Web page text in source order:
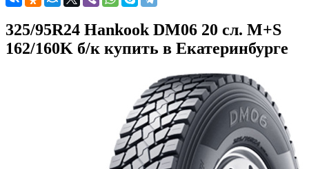
325/95R24 Hankook DM06 20 сл. M+S
162/160K б/к купить в Екатеринбурге